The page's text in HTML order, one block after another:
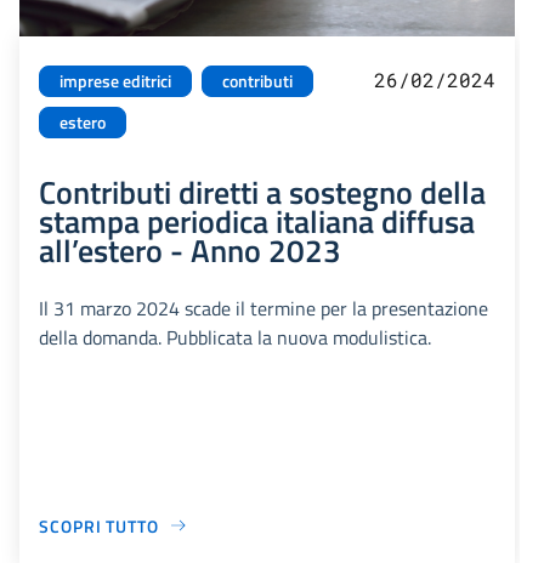
imprese editrici
contributi
estero
26/02/2024
Contributi diretti a sostegno della
stampa periodica italiana diffusa
all’estero - Anno 2023
Il 31 marzo 2024 scade il termine per la presentazione
della domanda. Pubblicata la nuova modulistica.
SCOPRI TUTTO